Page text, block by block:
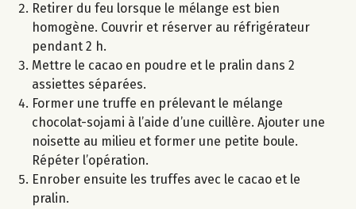
Retirer du feu lorsque le mélange est bien
homogène. Couvrir et réserver au réfrigérateur
pendant 2 h.
Mettre le cacao en poudre et le pralin dans 2
assiettes séparées.
Former une truffe en prélevant le mélange
chocolat-sojami à l’aide d’une cuillère. Ajouter une
noisette au milieu et former une petite boule.
Répéter l’opération.
Enrober ensuite les truffes avec le cacao et le
pralin.